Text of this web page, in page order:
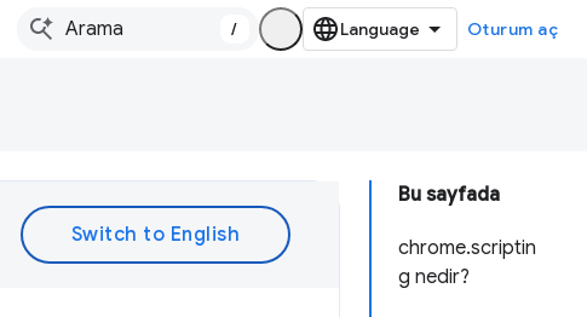
/ Oturum aç
Bu sayfada
chrome.scriptin
g nedir?